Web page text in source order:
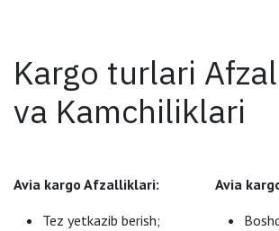
Kargo turlari
va Kamchiliklari
Avia kargo Afzalliklari:
Tez yetkazib berish;
Avia